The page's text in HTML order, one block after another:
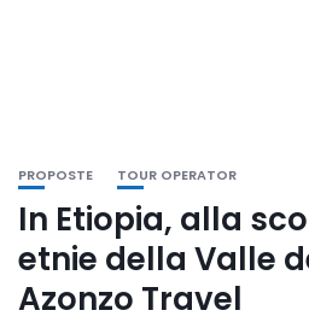
PROPOSTE TOUR OPERATOR
In Etiopia, alla
etnie della Valle
Azonzo Travel